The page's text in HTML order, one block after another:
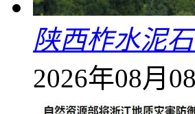
陕西柞水泥
2026年08月